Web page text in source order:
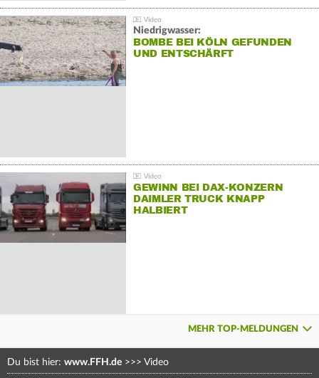
Niedrigwasser:
BOMBE BEI KÖLN GEFUNDEN
UND ENTSCHÄRFT
GEWINN BEI DAX-KONZERN
DAIMLER TRUCK KNAPP
HALBIERT
MEHR TOP-MELDUNGEN
Du bist hier: www.FFH.de >>> Video